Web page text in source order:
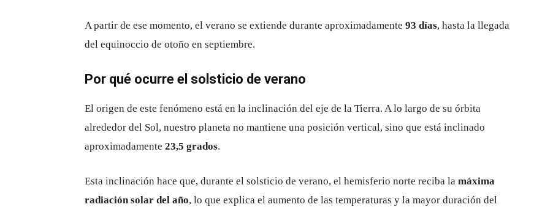
A partir de ese momento, el verano se extiende durante aproximadamente 93 días, hasta la llegada
del equinoccio de otoño en septiembre.
Por qué ocurre el solsticio de verano
El origen de este fenómeno está en la inclinación del eje de la Tierra. A lo largo de su órbita
alrededor del Sol, nuestro planeta no mantiene una posición vertical, sino que está inclinado
aproximadamente 23,5 grados.
Esta inclinación hace que, durante el solsticio de verano, el hemisferio norte reciba la máxima
radiación solar del año, lo que explica el aumento de las temperaturas y la mayor duración del